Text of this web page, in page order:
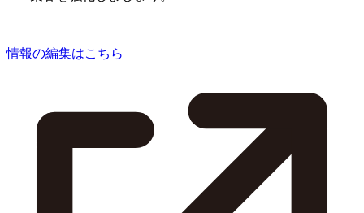
情報の編集はこちら